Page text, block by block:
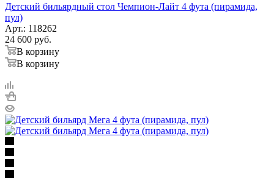
Детский бильярдный стол Чемпион-Лайт 4 фута (пирамида,
пул)
Арт.: 118262
24 600 руб.
В корзину
В корзину